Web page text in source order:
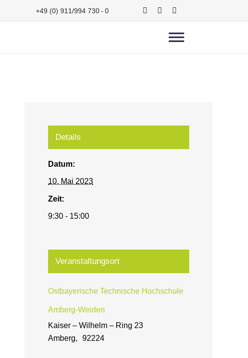
+49 (0) 911/994 730 - 0
Details
Datum:
10. Mai 2023
Zeit:
9:30 - 15:00
Veranstaltungsort
Ostbayerische Technische Hochschule
Amberg-Weiden
Kaiser – Wilhelm – Ring 23
Amberg, 92224